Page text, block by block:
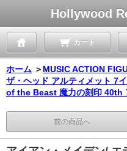
Hollywood
カート
ホーム ＞ MUSIC ACTION
ザ・ヘッド アルティメット 7
of the Beast 魔力の刻印 40th
前の商品へ